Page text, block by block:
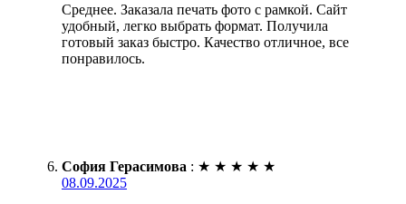
Среднее. Заказала печать фото с рамкой. Сайт
удобный, легко выбрать формат. Получила
готовый заказ быстро. Качество отличное, все
понравилось.
София Герасимова : ★ ★ ★ ★ ★
08.09.2025